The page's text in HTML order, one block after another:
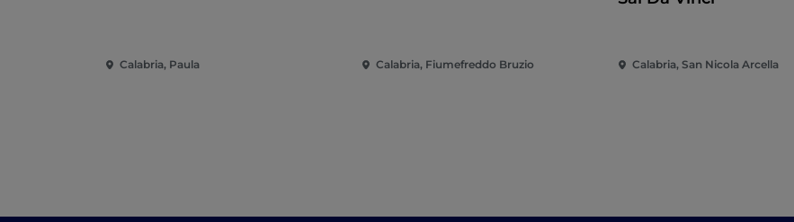
Calabria, Paula Calabria, Fiumefreddo Bruzio Calabria, San Nicola Arcella